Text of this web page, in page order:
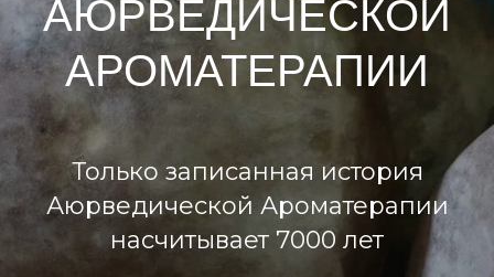
АЮРВЕДИЧЕСКОЙ
АРОМАТЕРАПИИ
Только записанная история
Аюрведической Ароматерапии
насчитывает 7000 лет